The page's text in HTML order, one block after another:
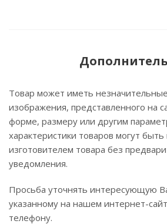
Товар может иметь
изображения, представленного на
форме, размеру или другим
характеристики товаров могут
изготовителем товара без
уведомления.
Просьба уточнять интересующую
указанному на нашем интернет-
телефону.